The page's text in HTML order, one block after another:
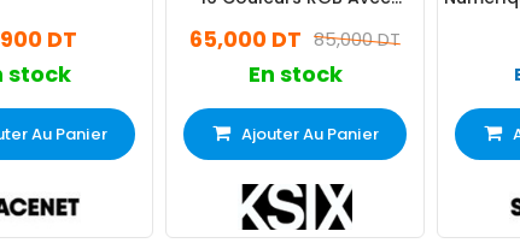
DT
stock
Au Panier
85,000 DT
65,000 DT
En stock
Ajouter Au Panier